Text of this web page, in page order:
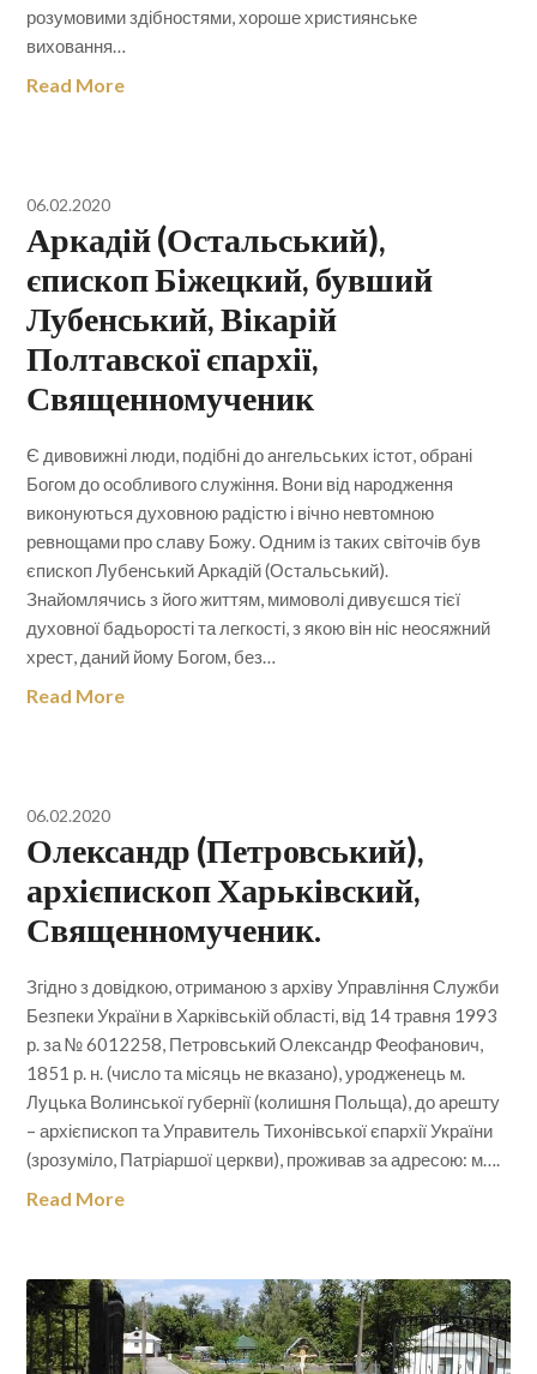
розумовими здібностями, хороше християнське
виховання…
Read More
06.02.2020
Аркадій (Остальський),
єпископ Біжецкий, бувший
Лубенський, Вікарій
Полтавскої єпархії,
Священномученик
Є дивовижні люди, подібні до ангельських істот, обрані
Богом до особливого служіння. Вони від народження
виконуються духовною радістю і вічно невтомною
ревнощами про славу Божу. Одним із таких світочів був
єпископ Лубенський Аркадій (Остальський).
Знайомлячись з його життям, мимоволі дивуєшся тієї
духовної бадьорості та легкості, з якою він ніс неосяжний
хрест, даний йому Богом, без…
Read More
06.02.2020
Олександр (Петровський),
архієпископ Харьківский,
Священномученик.
Згідно з довідкою, отриманою з архіву Управління Служби
Безпеки України в Харківській області, від 14 травня 1993
р. за № 6012258, Петровський Олександр Феофанович,
1851 р. н. (число та місяць не вказано), уродженець м.
Луцька Волинської губернії (колишня Польща), до арешту
– архієпископ та Управитель Тихонівської єпархії України
(зрозуміло, Патріаршої церкви), проживав за адресою: м….
Read More